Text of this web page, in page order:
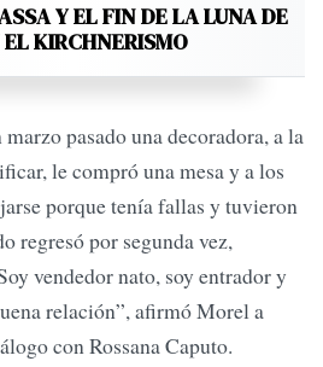
Y EL FIN DE LA LUNA DE
KIRCHNERISMO
pa­sado una decoradora, a la
le compró una mesa y a los
porque tenía fallas y tuvieron
regresó por segunda vez,
vendedor nato, soy entrador y
relación”, afirmó Morel a
con Rossana Caputo.